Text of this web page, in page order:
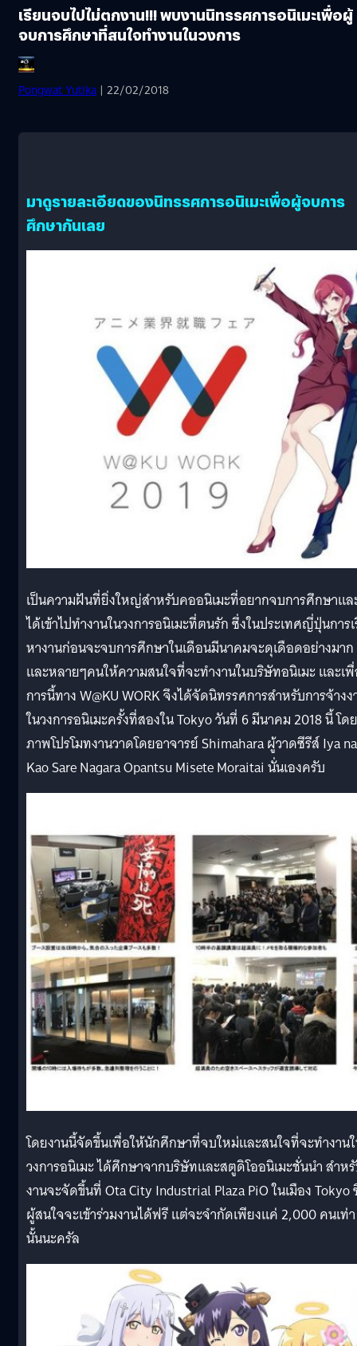
เรียนจบไปไม่ตกงาน!!! พบงานนิทรรศการอนิเมะเพื่อผู้
จบการศึกษาที่สนใจทำงานในวงการ
Pongwat Yutika| 22/02/2018
มาดูรายละเอียดของนิทรรศการอนิเมะเพื่อผู้จบการ
ศึกษากันเลย
เป็นความฝันที่ยิ่งใหญ่สำหรับคออนิเมะที่อยากจบการศึกษาแล
ได้เข้าไปทำงานในวงการอนิเมะที่ตนรัก ซึ่งในประเทศญี่ปุ่นการ
หางานก่อนจะจบการศึกษาในเดือนมีนาคมจะดุเดือดอย่างมาก
และหลายๆคนให้ความสนใจที่จะทำงานในบริษัทอนิเมะ และเ
การนี้ทาง W@KU WORK จึงได้จัดนิทรรศการสำหรับการจ้าง
ในวงการอนิเมะครั้งที่สองใน Tokyo วันที่ 6 มีนาคม 2018 นี้ โดย
ภาพโปรโมทงานวาดโดยอาจารย์ Shimahara ผู้วาดซีรีส์ Iya na
Kao Sare Nagara Opantsu Misete Moraitai นั่นเองครับ
โดยงานนี้จัดขึ้นเพื่อให้นักศึกษาที่จบใหม่และสนใจที่จะทำงาน
วงการอนิเมะ ได้ศึกษาจากบริษัทและสตูดิโออนิเมะชั่นนำ สำห
งานจะจัดขึ้นที่ Ota City Industrial Plaza PiO ในเมือง Tokyo
ผู้สนใจจะเข้าร่วมงานได้ฟรี แต่จะจำกัดเพียงแค่ 2,000 คนเท่า
นั้นนะครัล